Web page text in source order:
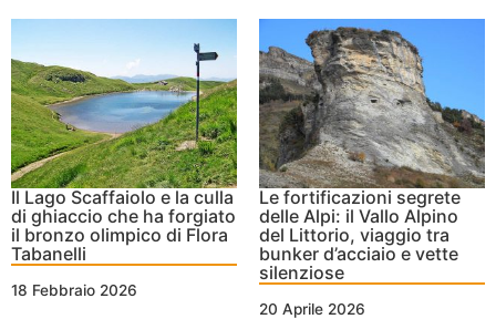
Il Lago Scaffaiolo e la culla
di ghiaccio che ha forgiato
il bronzo olimpico di Flora
Tabanelli
18 Febbraio 2026
Le fortificazioni segrete
delle Alpi: il Vallo Alpino
del Littorio, viaggio tra
bunker d’acciaio e vette
silenziose
20 Aprile 2026